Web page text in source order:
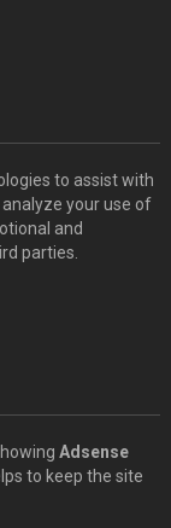
to assist with
your use of
and
parties.
Adsense
to keep the site